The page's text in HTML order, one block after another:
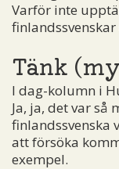
Varför inte
Tänk
I dag-kolumn i
Ja, ja, det var så
finlandssvenska
att försöka
exempel.